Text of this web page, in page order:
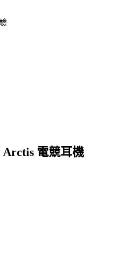
Arctis 電競耳機